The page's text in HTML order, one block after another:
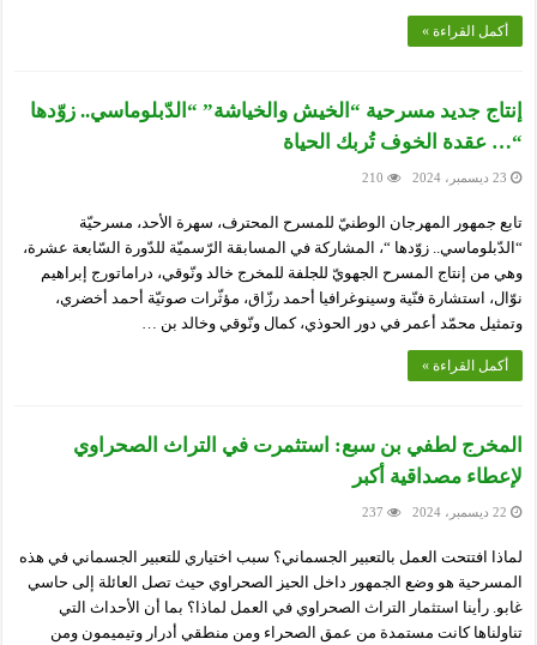
أكمل القراءة »
إنتاج جديد مسرحية “الخيش والخياشة” “الدّبلوماسي.. زوّدها
“… عقدة الخوف تُربك الحياة
23 ديسمبر، 2024 210
تابع جمهور المهرجان الوطنيّ للمسرح المحترف، سهرة الأحد، مسرحيّة
“الدّبلوماسي.. زوّدها “، المشاركة في المسابقة الرّسميّة للدّورة السّابعة عشرة،
وهي من إنتاج المسرح الجهويّ للجلفة للمخرج خالد ونّوقي، دراماتورج إبراهيم
نوّال، استشارة فنّية وسينوغرافيا أحمد رزّاق، مؤثّرات صوتيّة أحمد أخضري،
وتمثيل محمّد أعمر في دور الحوذي، كمال ونّوقي وخالد بن …
أكمل القراءة »
المخرج لطفي بن سبع: استثمرت في التراث الصحراوي
لإعطاء مصداقية أكبر
22 ديسمبر، 2024 237
لماذا افتتحت العمل بالتعبير الجسماني؟ سبب اختياري للتعبير الجسماني في هذه
المسرحية هو وضع الجمهور داخل الحيز الصحراوي حيث تصل العائلة إلى حاسي
غابو. رأينا استثمار التراث الصحراوي في العمل لماذا؟ بما أن الأحداث التي
تناولناها كانت مستمدة من عمق الصحراء ومن منطقي أدرار وتيميمون ومن